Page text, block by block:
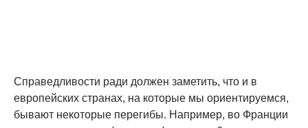
Справедливости ради должен заметить, что и в
европейских странах, на которые мы ориентируемся,
бывают некоторые перегибы. Например, во Франции